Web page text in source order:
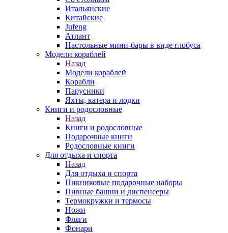
Итальянские
Китайские
Jufeng
Атлант
Настольные мини-бары в виде глобуса
Модели кораблей
Назад
Модели кораблей
Корабли
Парусники
Яхты, катера и лодки
Книги и родословные
Назад
Книги и родословные
Подарочные книги
Родословные книги
Для отдыха и спорта
Назад
Для отдыха и спорта
Пикниковые подарочные наборы
Пивные башни и диспенсеры
Термокружки и термосы
Ножи
Фляги
Фонари